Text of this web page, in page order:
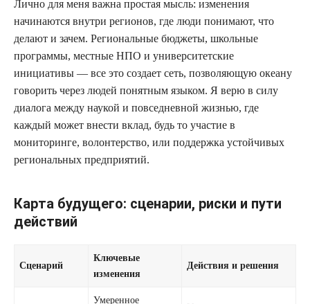
Лично для меня важна простая мысль: изменения
начинаются внутри регионов, где люди понимают, что
делают и зачем. Региональные бюджеты, школьные
программы, местные НПО и университетские
инициативы — все это создает сеть, позволяющую океану
говорить через людей понятным языком. Я верю в силу
диалога между наукой и повседневной жизнью, где
каждый может внести вклад, будь то участие в
мониторинге, волонтерство, или поддержка устойчивых
региональных предприятий.
Карта будущего: сценарии, риски и пути
действий
Сценарий
Ключевые
изменения
Действия и решения
Умеренное